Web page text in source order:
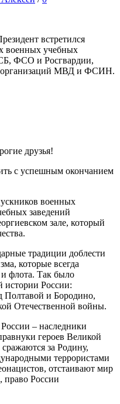
встретился
военных учебных
ФСО и Росгвардии,
организаций МВД и ФСИН.
друзья!
с успешным окончанием
военных
заведений
зале, который
традиции доблести
которые всегда
флота. Так было
истории России:
Полтавой и Бородино,
Отечественной войны.
– наследники
героев Великой
за Родину,
террористами
отстаивают мир
право России